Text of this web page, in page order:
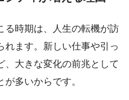
る時期は、人生の転機が訪
れます。新しい仕事や引っ
、大きな変化の前兆として
多いからです。